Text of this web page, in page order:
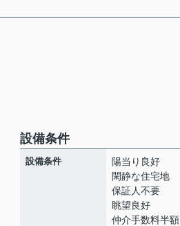
設備条件
設備条件
陽当り良好
閑静な住宅地
保証人不要
眺望良好
仲介手数料半額